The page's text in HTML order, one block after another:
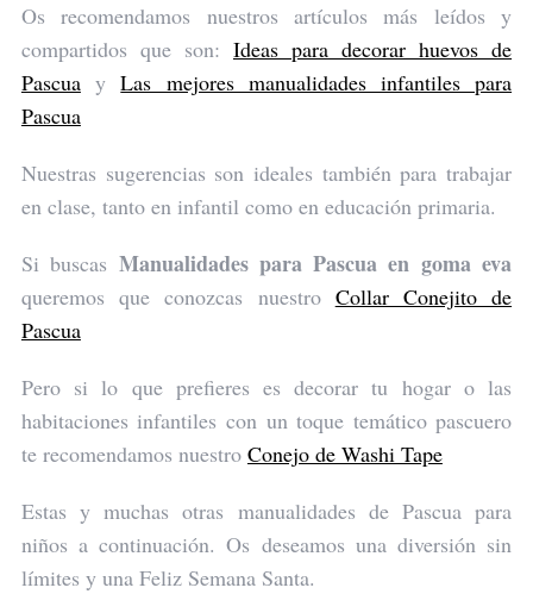
Os recomendamos nuestros artículos más leídos y
compartidos que son: Ideas para decorar huevos de
PascuayLas mejores manualidades infantiles para
Pascua
Nuestras sugerencias son ideales también para trabajar
en clase, tanto en infantil como en educación primaria.
Si buscas Manualidades para Pascua en goma eva
queremos que conozcas nuestro Collar Conejito de
Pascua
Pero si lo que prefieres es decorar tu hogar o las
habitaciones infantiles con un toque temático pascuero
te recomendamos nuestro Conejo de Washi Tape
Estas y muchas otras manualidades de Pascua para
niños a continuación. Os deseamos una diversión sin
límites y una Feliz Semana Santa.